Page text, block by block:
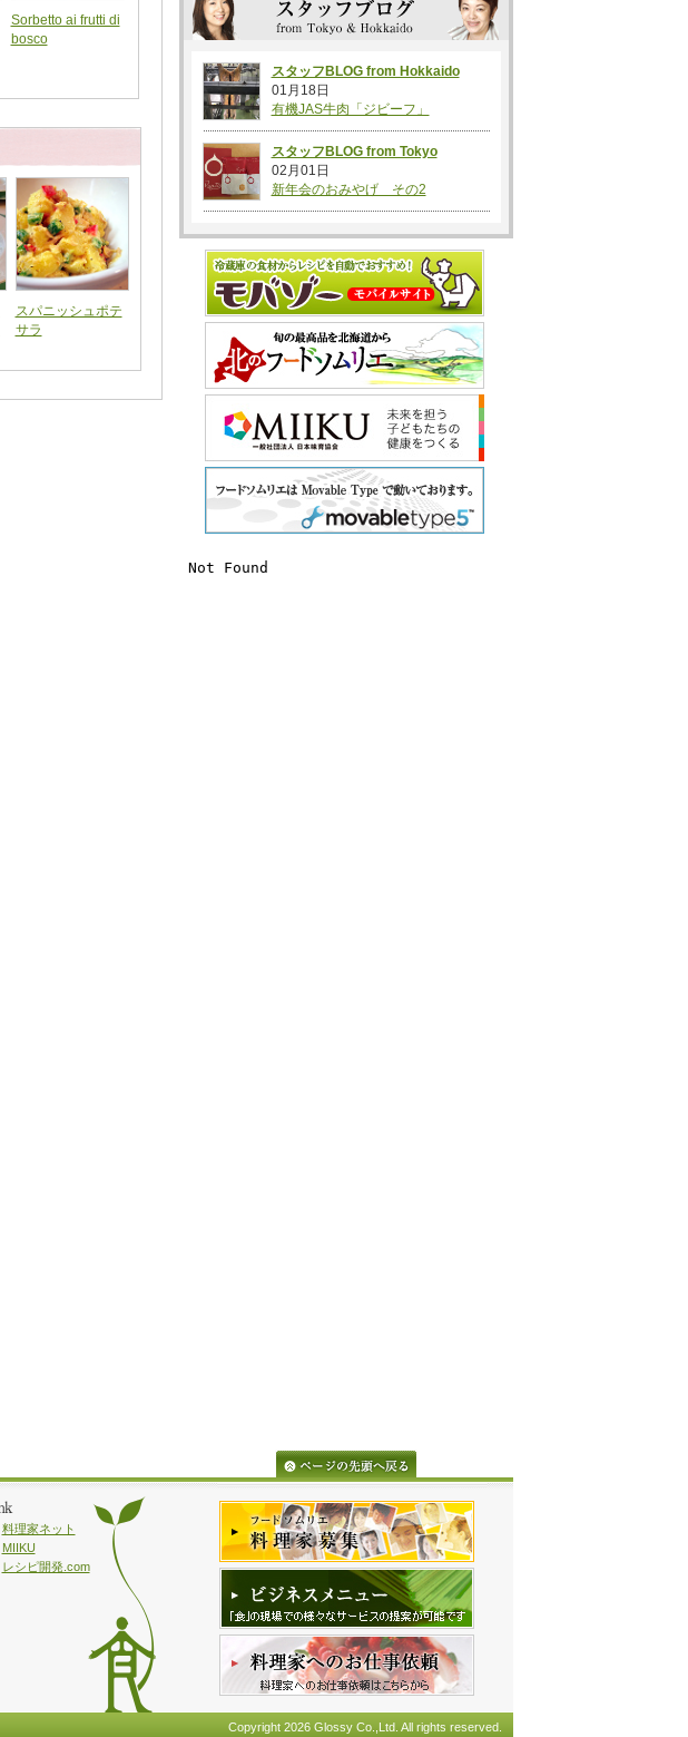
Sorbetto ai frutti di
bosco
スパニッシュポテ
サラ
スタッフBLOG from Hokkaido
01月18日
有機JAS牛肉「ジビーフ」
スタッフBLOG from Tokyo
02月01日
新年会のおみやげ その2
料理家ネット
MIIKU
レシピ開発.com
Copyright 2026 Glossy Co.,Ltd. All rights reserved.